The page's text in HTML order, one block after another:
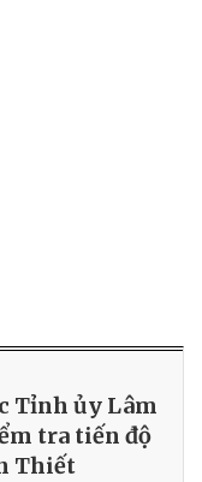
Tỉnh ủy Lâm
tra tiến độ
Thiết